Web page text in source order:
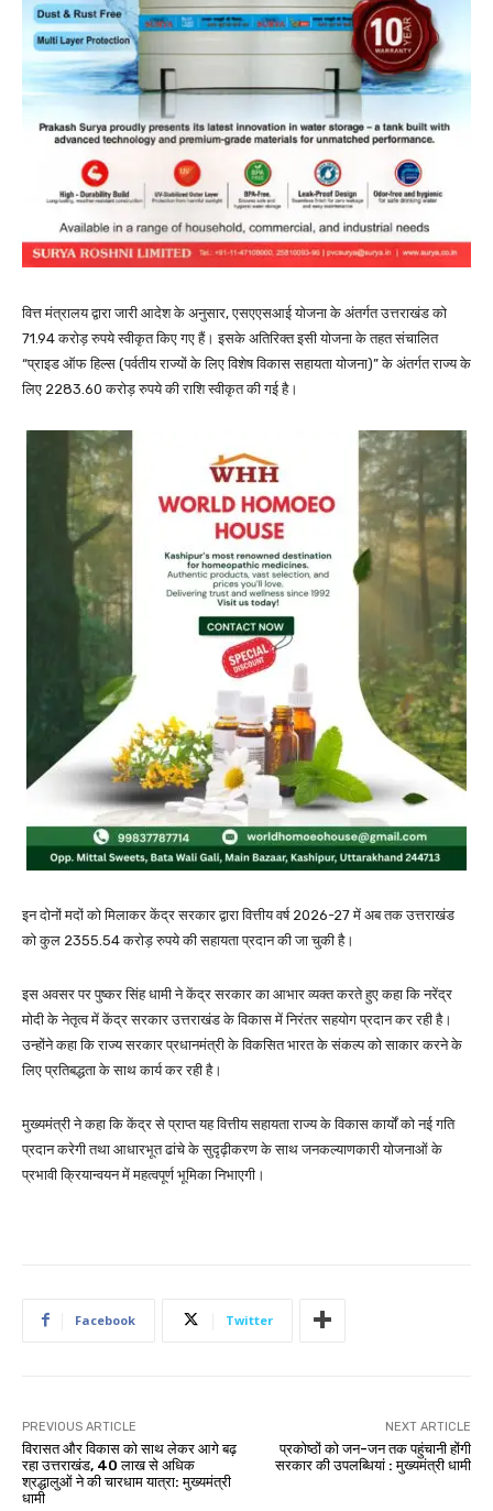
वित्त मंत्रालय द्वारा जारी आदेश के अनुसार, एसएएसआई योजना के अंतर्गत उत्तराखंड को
71.94 करोड़ रुपये स्वीकृत किए गए हैं। इसके अतिरिक्त इसी योजना के तहत संचालित
“प्राइड ऑफ हिल्स (पर्वतीय राज्यों के लिए विशेष विकास सहायता योजना)” के अंतर्गत राज्य के
लिए 2283.60 करोड़ रुपये की राशि स्वीकृत की गई है।
इन दोनों मदों को मिलाकर केंद्र सरकार द्वारा वित्तीय वर्ष 2026-27 में अब तक उत्तराखंड
को कुल 2355.54 करोड़ रुपये की सहायता प्रदान की जा चुकी है।
इस अवसर पर पुष्कर सिंह धामी ने केंद्र सरकार का आभार व्यक्त करते हुए कहा कि नरेंद्र
मोदी के नेतृत्व में केंद्र सरकार उत्तराखंड के विकास में निरंतर सहयोग प्रदान कर रही है।
उन्होंने कहा कि राज्य सरकार प्रधानमंत्री के विकसित भारत के संकल्प को साकार करने के
लिए प्रतिबद्धता के साथ कार्य कर रही है।
मुख्यमंत्री ने कहा कि केंद्र से प्राप्त यह वित्तीय सहायता राज्य के विकास कार्यों को नई गति
प्रदान करेगी तथा आधारभूत ढांचे के सुदृढ़ीकरण के साथ जनकल्याणकारी योजनाओं के
प्रभावी क्रियान्वयन में महत्वपूर्ण भूमिका निभाएगी।
Facebook Twitter
PREVIOUS ARTICLE
विरासत और विकास को साथ लेकर आगे बढ़
रहा उत्तराखंड, 40 लाख से अधिक
श्रद्धालुओं ने की चारधाम यात्रा: मुख्यमंत्री
धामी
NEXT ARTICLE
प्रकोष्ठों को जन-जन तक पहुंचानी होंगी
सरकार की उपलब्धियां : मुख्यमंत्री धामी